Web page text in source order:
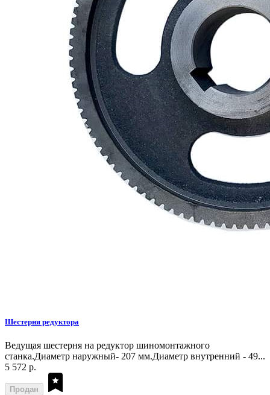
Шестерня редуктора
Ведущая шестерня на редуктор шиномонтажного
станка.Диаметр наружный- 207 мм.Диаметр внутренний - 49...
5 572 р.
Продан